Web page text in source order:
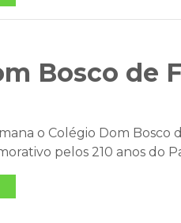
Bosco de
o Colégio Dom
pelos 210 anos do